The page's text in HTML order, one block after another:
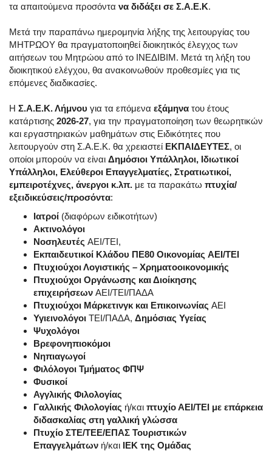
τα απαιτούμενα προσόντα να διδάξει σε Σ.Α.Ε.Κ.
Μετά την παραπάνω ημερομηνία λήξης της λειτουργίας του
ΜΗΤΡΩΟΥ θα πραγματοποιηθεί διοικητικός έλεγχος των
αιτήσεων του Μητρώου από το ΙΝΕΔΙΒΙΜ. Μετά τη λήξη του
διοικητικού ελέγχου, θα ανακοινωθούν προθεσμίες για τις
επόμενες διαδικασίες.
Η Σ.Α.Ε.Κ. Λήμνου για τα επόμενα εξάμηνα του έτους
κατάρτισης 2026-27, για την πραγματοποίηση των θεωρητικών
και εργαστηριακών μαθημάτων στις Ειδικότητες που
λειτουργούν στη Σ.Α.Ε.Κ. θα χρειαστεί ΕΚΠΑΙΔΕΥΤΕΣ, οι
οποίοι μπορούν να είναι Δημόσιοι Υπάλληλοι, Ιδιωτικοί
Υπάλληλοι, Ελεύθεροι Επαγγελματίες, Στρατιωτικοί,
εμπειροτέχνες, άνεργοι κ.λπ. με τα παρακάτω πτυχία/
εξειδικεύσεις/προσόντα:
Ιατροί (διαφόρων ειδικοτήτων)
Ακτινολόγοι
Νοσηλευτές ΑΕΙ/ΤΕΙ,
Εκπαιδευτικοί Κλάδου ΠΕ80 Οικονομίας ΑΕΙ/ΤΕΙ
Πτυχιούχοι Λογιστικής – Χρηματοοικονομικής
Πτυχιούχοι Οργάνωσης και Διοίκησης
επιχειρήσεων ΑΕΙ/ΤΕΙ/ΠΑΔΑ
Πτυχιούχοι Μάρκετινγκ και Επικοινωνίας ΑΕΙ
Υγιεινολόγοι ΤΕΙ/ΠΑΔΑ, Δημόσιας Υγείας
Ψυχολόγοι
Βρεφονηπιοκόμοι
Νηπιαγωγοί
Φιλόλογοι Τμήματος ΦΠΨ
Φυσικοί
Αγγλικής Φιλολογίας
Γαλλικής Φιλολογίας ή/και πτυχίο ΑΕΙ/ΤΕΙ με επάρκεια
διδασκαλίας στη γαλλική γλώσσα
Πτυχίο ΣΤΕ/ΤΕΕ/ΕΠΑΣ Τουριστικών
Επαγγελμάτων ή/και ΙΕΚ της Ομάδας